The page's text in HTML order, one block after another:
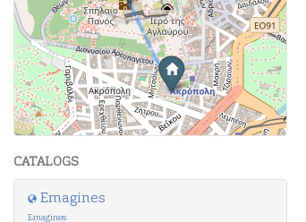
Leaflet| Maps and Data ©OpenStreetMap.
CATALOGS
Emagines
Emagines